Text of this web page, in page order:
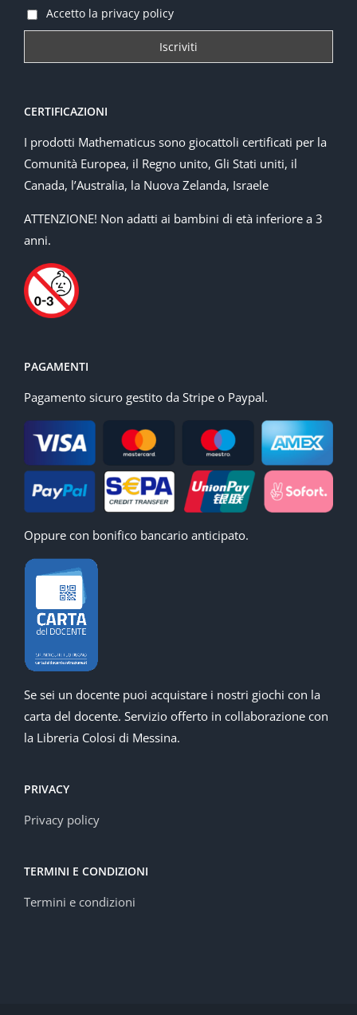
Accetto la privacy policy
CERTIFICAZIONI
I prodotti Mathematicus sono giocattoli certificati per la
Comunità Europea, il Regno unito, Gli Stati uniti, il
Canada, l’Australia, la Nuova Zelanda, Israele
ATTENZIONE! Non adatti ai bambini di età inferiore a 3
anni.
PAGAMENTI
Pagamento sicuro gestito da Stripe o Paypal.
Oppure con bonifico bancario anticipato.
Se sei un docente puoi acquistare i nostri giochi con la
carta del docente. Servizio offerto in collaborazione con
la Libreria Colosi di Messina.
PRIVACY
Privacy policy
TERMINI E CONDIZIONI
Termini e condizioni